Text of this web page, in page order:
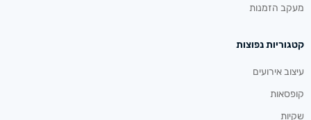
מעקב הזמנות
קטגוריות נפוצות
עיצוב אירועים
קופסאות
שקיות